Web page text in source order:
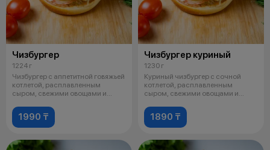
Чизбургер
1224 г
Чизбургер с аппетитной говяжьей
котлетой, расплавленным
сыром, свежими овощами и
1990 ₸
Чизбургер куриный
1230 г
Куриный чизбургер с сочной
котлетой, расплавленным
сыром, свежими овощами и
1890 ₸